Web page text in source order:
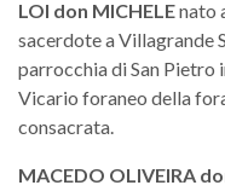
LOI don MICHELEnato
sacerdote a Villagrande
parrocchia di San Pietro
Vicario foraneo della
consacrata.
MACEDO OLIVEIRA